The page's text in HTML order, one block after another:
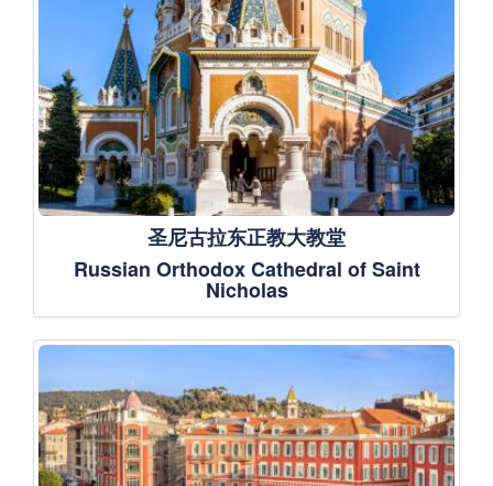
圣尼古拉东正教大教堂
Russian Orthodox Cathedral of Saint
Nicholas